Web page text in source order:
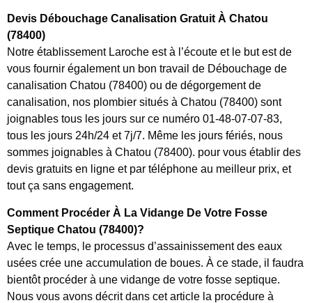
Devis Débouchage Canalisation Gratuit À Chatou
(78400)
Notre établissement Laroche est à l’écoute et le but est de
vous fournir également un bon travail de Débouchage de
canalisation Chatou (78400) ou de dégorgement de
canalisation, nos plombier situés à Chatou (78400) sont
joignables tous les jours sur ce numéro 01-48-07-07-83,
tous les jours 24h/24 et 7j/7. Même les jours fériés, nous
sommes joignables à Chatou (78400). pour vous établir des
devis gratuits en ligne et par téléphone au meilleur prix, et
tout ça sans engagement.
Comment Procéder À La Vidange De Votre Fosse
Septique Chatou (78400)?
Avec le temps, le processus d’assainissement des eaux
usées crée une accumulation de boues. À ce stade, il faudra
bientôt procéder à une vidange de votre fosse septique.
Nous vous avons décrit dans cet article la procédure à